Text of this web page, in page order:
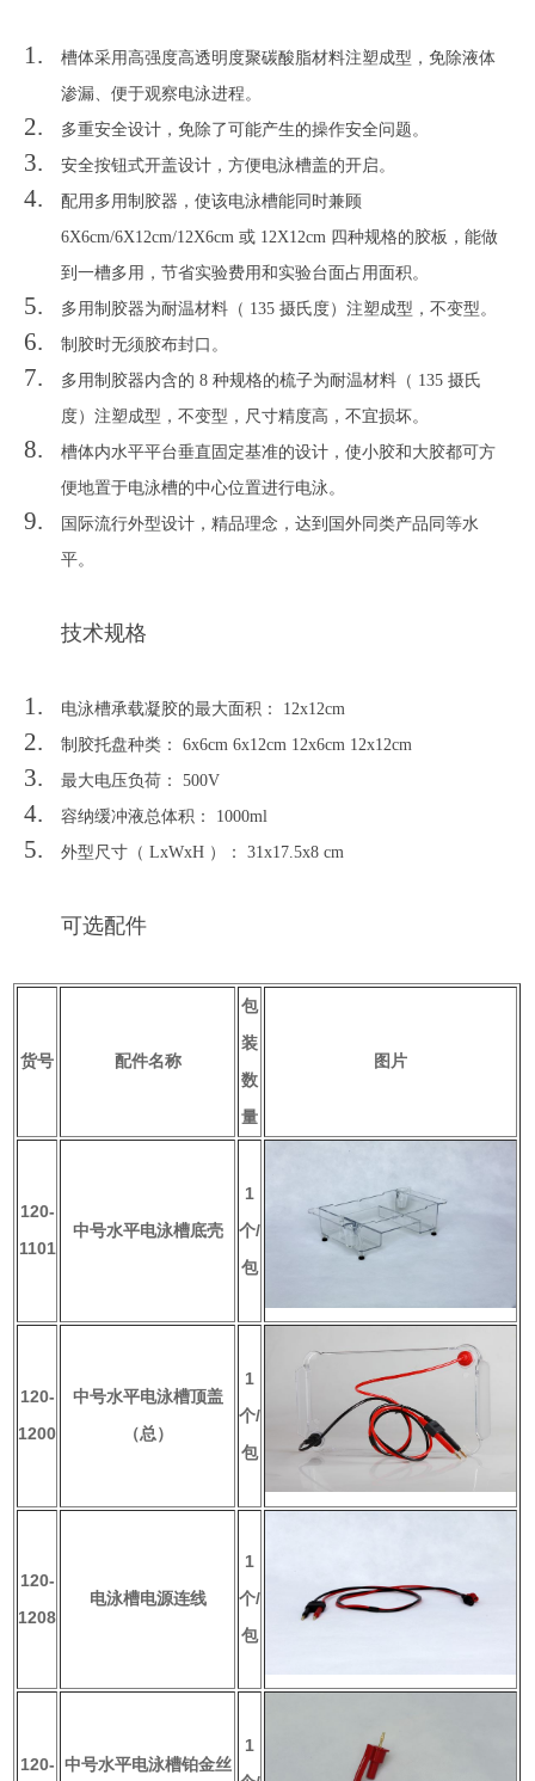
槽体采用高强度高透明 度聚碳酸脂材料注塑成型，免除液体
渗漏、便于观察电泳进程。
多重安全设计，免除了可能产生的操作安全问题。
安全按钮式开盖设计，方便电泳槽盖的开启。
配用多用制胶器，使该电泳槽能同时兼顾
6X6cm/6X12cm/12X6cm 或 12X12cm 四种规格的胶板，能做
到一槽多用，节省实验费用和实验台面占用面积。
多用制胶器为耐温材料（ 135 摄氏度）注塑成型，不变型。
制胶时无须胶布封口。
多用制胶器内含的 8 种规格的梳子为耐温材料（ 135 摄氏
度）注塑成型，不变型，尺寸精度高，不宜损坏。
槽体内水平平台垂直固定基准的设计，使小胶和大胶都可方
便地置于电泳槽的中心位置进行电泳。
国际流行外型设计，精品理念，达到国外同类产品同等水
平。
技术规格
电泳槽承载凝胶的最大面积： 12x12cm
制胶托盘种类： 6x6cm 6x12cm 12x6cm 12x12cm
最大电压负荷： 500V
容纳缓冲液总体积： 1000ml
外型尺寸（ LxWxH ）： 31x17.5x8 cm
可选配件
货号 配件名称
包
装
数
量
图片
120-
1101
中号水平电泳槽底壳
1
个/
包
120-
1200
中号水平电泳槽顶盖
（总）
1
个/
包
120-
1208
电泳槽电源连线
1
个/
包
120- 中号水平电泳槽铂金丝
1